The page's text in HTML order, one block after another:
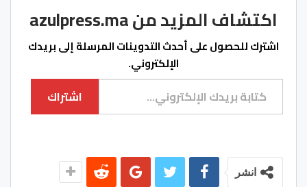
اكتشاف المزيد من azulpress.ma
اشترك للحصول على أحدث التدوينات المرسلة إلى بريدك
الإلكتروني.
كتابة بريدك الإلكتروني...
اشتراك
انشر